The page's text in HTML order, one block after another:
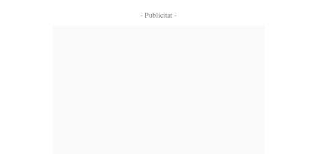
- Publicitat -